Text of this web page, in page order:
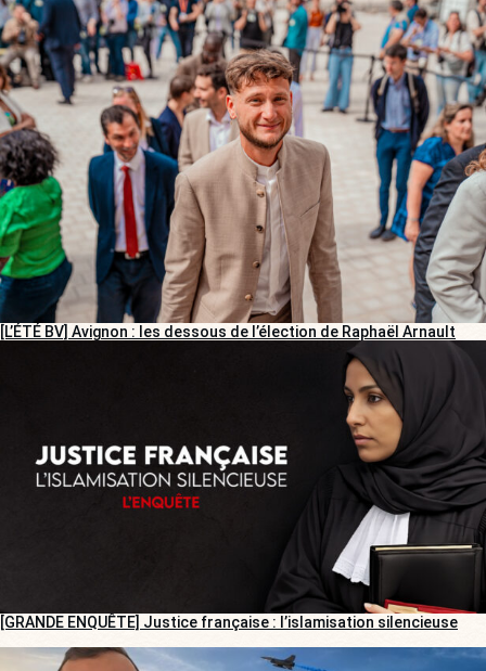
[L’ÉTÉ BV] Avignon : les dessous de l’élection de Raphaël Arnault
[GRANDE ENQUÊTE] Justice française : l’islamisation silencieuse